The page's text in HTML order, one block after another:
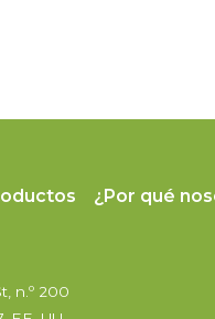
¿Por qué
n.º 200